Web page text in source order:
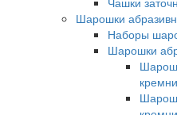
Шарошки
Наборы
Шарошки